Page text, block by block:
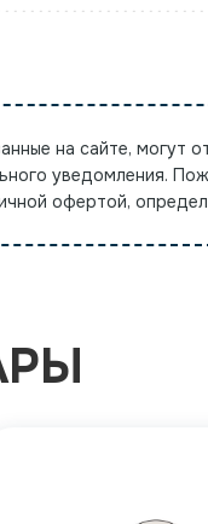
на сайте, могут
уведомления.
офертой,